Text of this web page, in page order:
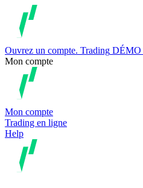
Ouvrez un compte. Trading DÉMO
Mon compte
Mon compte
Trading en ligne
Help